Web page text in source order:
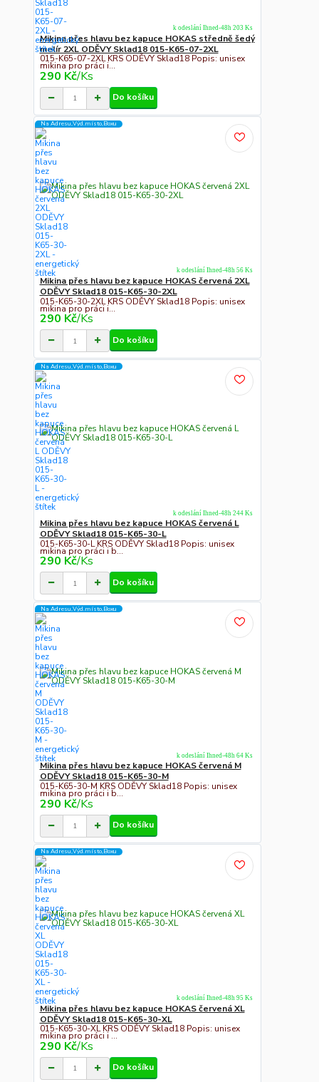
Mikina přes hlavu bez kapuce HOKAS středně šedý
melír 2XL ODĚVY Sklad18 015-K65-07-2XL
015-K65-07-2XL KRS ODĚVY Sklad18 Popis: unisex
mikina pro práci i...
290 Kč/Ks
k odeslání Ihned-48h 203 Ks
Do košíku
Na Adresu,Výd.místo,Boxu
Mikina přes hlavu bez kapuce HOKAS červená 2XL
ODĚVY Sklad18 015-K65-30-2XL
015-K65-30-2XL KRS ODĚVY Sklad18 Popis: unisex
mikina pro práci i...
290 Kč/Ks
k odeslání Ihned-48h 56 Ks
Do košíku
Na Adresu,Výd.místo,Boxu
Mikina přes hlavu bez kapuce HOKAS červená L
ODĚVY Sklad18 015-K65-30-L
015-K65-30-L KRS ODĚVY Sklad18 Popis: unisex
mikina pro práci i b...
290 Kč/Ks
k odeslání Ihned-48h 244 Ks
Do košíku
Na Adresu,Výd.místo,Boxu
Mikina přes hlavu bez kapuce HOKAS červená M
ODĚVY Sklad18 015-K65-30-M
015-K65-30-M KRS ODĚVY Sklad18 Popis: unisex
mikina pro práci i b...
290 Kč/Ks
k odeslání Ihned-48h 64 Ks
Do košíku
Na Adresu,Výd.místo,Boxu
Mikina přes hlavu bez kapuce HOKAS červená XL
ODĚVY Sklad18 015-K65-30-XL
015-K65-30-XL KRS ODĚVY Sklad18 Popis: unisex
mikina pro práci i ...
290 Kč/Ks
k odeslání Ihned-48h 95 Ks
Do košíku